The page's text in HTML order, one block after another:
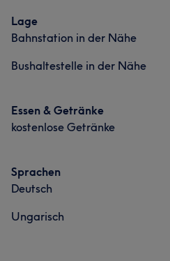
Lage
Bahnstation in der Nähe
Bushaltestelle in der Nähe
Essen & Getränke
kostenlose Getränke
Sprachen
Deutsch
Ungarisch